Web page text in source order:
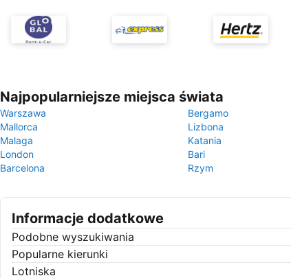
Najpopularniejsze miejsca świata
Warszawa
Bergamo
Mallorca
Lizbona
Malaga
Katania
London
Bari
Barcelona
Rzym
Informacje dodatkowe
Podobne wyszukiwania
Popularne kierunki
Lotniska